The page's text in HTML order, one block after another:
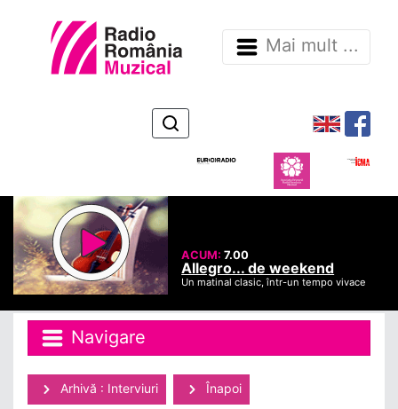
Mai mult ...
ACUM:7.00
Allegro... de weekend
Un matinal clasic, într-un tempo vivace
Navigare
Arhivă : Interviuri Înapoi